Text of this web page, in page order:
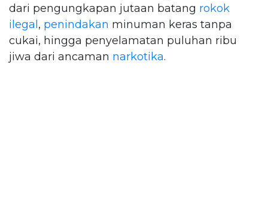
dari pengungkapan jutaan batang rokok
ilegal , penindakan minuman keras tanpa
cukai, hingga penyelamatan puluhan ribu
jiwa dari ancaman narkotika.